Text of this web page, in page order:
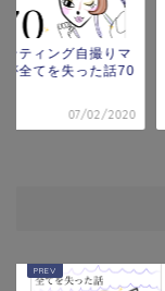
ンティング自撮りマ
が全てを失った話70
07/02/2020